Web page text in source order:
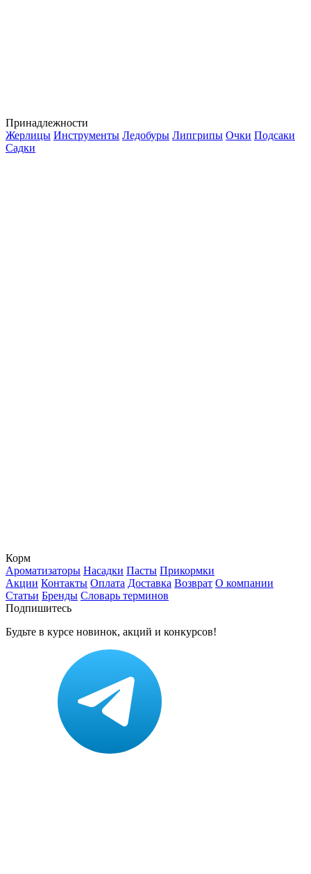
Принадлежности
Жерлицы Инструменты Ледобуры Липгрипы Очки Подсаки
Садки
Корм
Ароматизаторы Насадки Пасты Прикормки
Акции Контакты Оплата Доставка Возврат О компании
Статьи Бренды Словарь терминов
Подпишитесь
Будьте в курсе новинок, акций и конкурсов!